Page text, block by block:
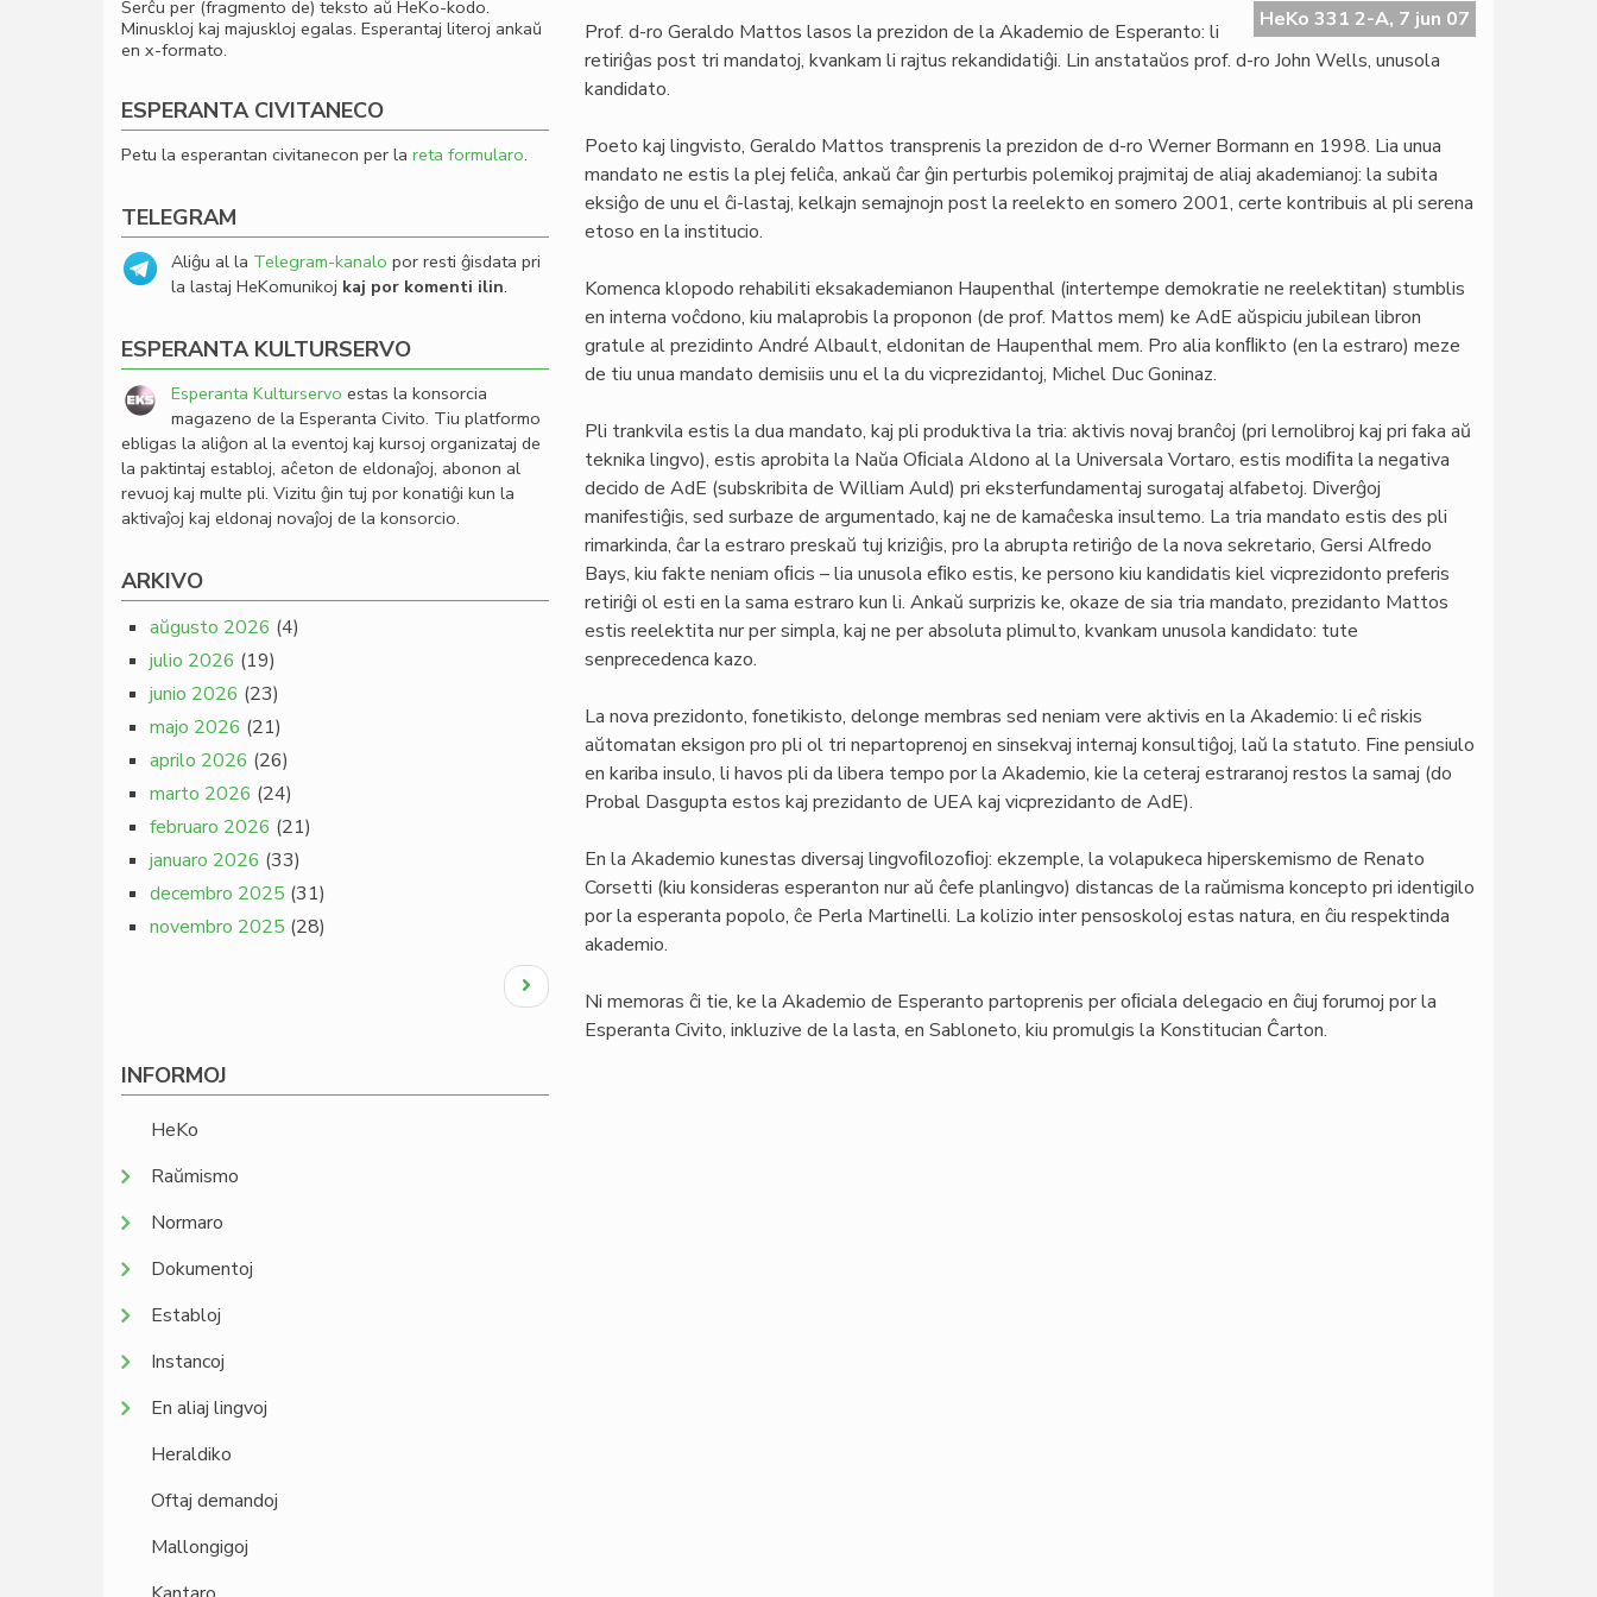
HeKo 331 2-A, 7 jun 07
Prof. d-ro Geraldo Mattos lasos la prezidon de la Akademio de Esperanto: li
retiriĝas post tri mandatoj, kvankam li rajtus rekandidatiĝi. Lin anstataŭos prof. d-ro John Wells, unusola
kandidato.
Poeto kaj lingvisto, Geraldo Mattos transprenis la prezidon de d-ro Werner Bormann en 1998. Lia unua
mandato ne estis la plej feliĉa, ankaŭ ĉar ĝin perturbis polemikoj prajmitaj de aliaj akademianoj: la subita
eksiĝo de unu el ĉi-lastaj, kelkajn semajnojn post la reelekto en somero 2001, certe kontribuis al pli serena
etoso en la institucio.
Komenca klopodo rehabiliti eksakademianon Haupenthal (intertempe demokratie ne reelektitan) stumblis
en interna voĉdono, kiu malaprobis la proponon (de prof. Mattos mem) ke AdE aŭspiciu jubilean libron
gratule al prezidinto André Albault, eldonitan de Haupenthal mem. Pro alia konﬂikto (en la estraro) meze
de tiu unua mandato demisiis unu el la du vicprezidantoj, Michel Duc Goninaz.
Pli trankvila estis la dua mandato, kaj pli produktiva la tria: aktivis novaj branĉoj (pri lernolibroj kaj pri faka aŭ
teknika lingvo), estis aprobita la Naŭa Oﬁciala Aldono al la Universala Vortaro, estis modiﬁta la negativa
decido de AdE (subskribita de William Auld) pri eksterfundamentaj surogataj alfabetoj. Diverĝoj
manifestiĝis, sed surbaze de argumentado, kaj ne de kamaĉeska insultemo. La tria mandato estis des pli
rimarkinda, ĉar la estraro preskaŭ tuj kriziĝis, pro la abrupta retiriĝo de la nova sekretario, Gersi Alfredo
Bays, kiu fakte neniam oﬁcis – lia unusola eﬁko estis, ke persono kiu kandidatis kiel vicprezidonto preferis
retiriĝi ol esti en la sama estraro kun li. Ankaŭ surprizis ke, okaze de sia tria mandato, prezidanto Mattos
estis reelektita nur per simpla, kaj ne per absoluta plimulto, kvankam unusola kandidato: tute
senprecedenca kazo.
La nova prezidonto, fonetikisto, delonge membras sed neniam vere aktivis en la Akademio: li eĉ riskis
aŭtomatan eksigon pro pli ol tri nepartoprenoj en sinsekvaj internaj konsultiĝoj, laŭ la statuto. Fine pensiulo
en kariba insulo, li havos pli da libera tempo por la Akademio, kie la ceteraj estraranoj restos la samaj (do
Probal Dasgupta estos kaj prezidanto de UEA kaj vicprezidanto de AdE).
En la Akademio kunestas diversaj lingvoﬁlozoﬁoj: ekzemple, la volapukeca hiperskemismo de Renato
Corsetti (kiu konsideras esperanton nur aŭ ĉefe planlingvo) distancas de la raŭmisma koncepto pri identigilo
por la esperanta popolo, ĉe Perla Martinelli. La kolizio inter pensoskoloj estas natura, en ĉiu respektinda
akademio.
Ni memoras ĉi tie, ke la Akademio de Esperanto partoprenis per oﬁciala delegacio en ĉiuj forumoj por la
Esperanta Civito, inkluzive de la lasta, en Sabloneto, kiu promulgis la Konstitucian Ĉarton.
Serĉu per (fragmento de) teksto aŭ HeKo-kodo.
Minuskloj kaj majuskloj egalas. Esperantaj literoj ankaŭ
en x-formato.
ESPERANTA CIVITANECO
Petu la esperantan civitanecon per la reta formularo.
TELEGRAM
Aliĝu al la Telegram-kanalo por resti ĝisdata pri
la lastaj HeKomunikoj kaj por komenti ilin.
ESPERANTA KULTURSERVO
Esperanta Kulturservo estas la konsorcia
magazeno de la Esperanta Civito. Tiu platformo
ebligas la aliĝon al la eventoj kaj kursoj organizataj de
la paktintaj establoj, aĉeton de eldonaĵoj, abonon al
revuoj kaj multe pli. Vizitu ĝin tuj por konatiĝi kun la
aktivaĵoj kaj eldonaj novaĵoj de la konsorcio.
ARKIVO
aŭgusto 2026 (4)
julio 2026 (19)
junio 2026 (23)
majo 2026 (21)
aprilo 2026 (26)
marto 2026 (24)
februaro 2026 (21)
januaro 2026 (33)
decembro 2025 (31)
novembro 2025 (28)
Next
page
INFORMOJ
HeKo
Raŭmismo
Normaro
Dokumentoj
Establoj
Instancoj
En aliaj lingvoj
Heraldiko
Oftaj demandoj
Mallongigoj